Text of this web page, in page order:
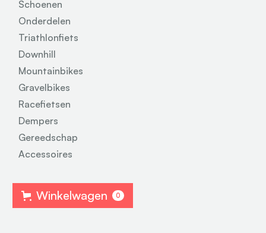
Schoenen
Onderdelen
Triathlonfiets
Downhill
Mountainbikes
Gravelbikes
Racefietsen
Dempers
Gereedschap
Accessoires
Winkelwagen 0